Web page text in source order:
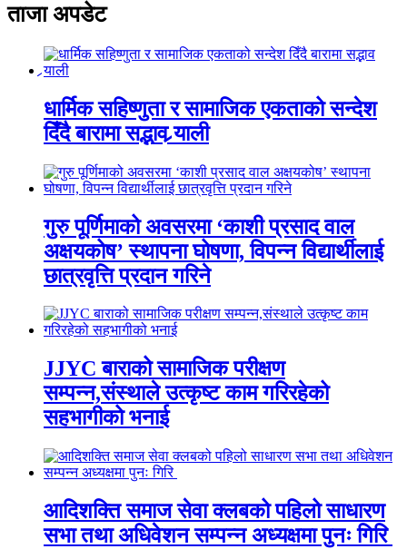
ताजा अपडेट
धार्मिक सहिष्णुता र सामाजिक एकताको सन्देश
दिँदै बारामा सद्भाव र्‍याली
गुरु पूर्णिमाको अवसरमा ‘काशी प्रसाद वाल
अक्षयकोष’ स्थापना घोषणा, विपन्न विद्यार्थीलाई
छात्रवृत्ति प्रदान गरिने
JJYC बाराको सामाजिक परीक्षण
सम्पन्न,संस्थाले उत्कृष्ट काम गरिरहेको
सहभागीको भनाई
आदिशक्ति समाज सेवा क्लबको पहिलो साधारण
सभा तथा अधिवेशन सम्पन्न अध्यक्षमा पुनः गिरि